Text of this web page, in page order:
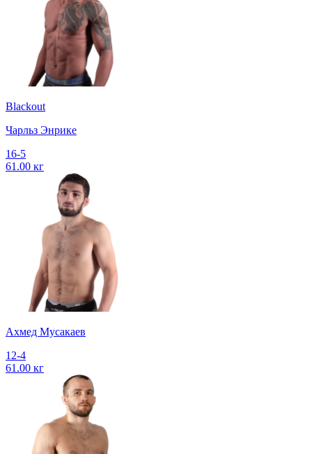
Blackout
Чарльз Энрике
16-5
61.00 кг
Ахмед Мусакаев
12-4
61.00 кг